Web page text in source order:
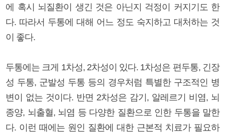
에 혹시 뇌질환이 생긴 것은 아닌지 걱정이 커지기도 한
다. 따라서 두통에 대해 어느 정도 숙지하고 대처하는 것
이 좋다.
두통에는 크게 1차성, 2차성이 있다. 1차성은 편두통, 긴장
성 두통, 군발성 두통 등의 경우처럼 특별한 구조적인 병
변이 없는 것이다. 반면 2차성은 감기, 알레르기 비염, 뇌
종양, 뇌출혈, 뇌염 등 다양한 질환으로 인한 두통을 말한
다. 이런 때에는 원인 질환에 대한 근본적 치료가 필요하